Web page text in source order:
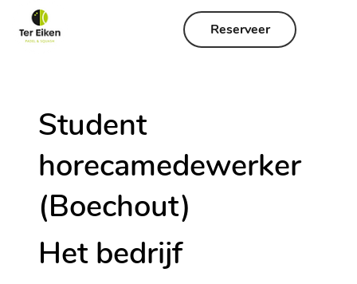
Reserveer
Student
horecamedewerker
(Boechout)
Het bedrijf